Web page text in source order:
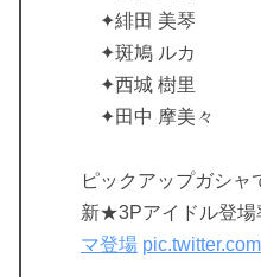
✦緋田 美琴
✦斑鳩 ルカ
✦西城 樹里
✦田中 摩美々
ピックアップガシャ
新★3Pアイドル登場
マ登場